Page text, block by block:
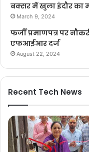
बक्सर में खुला इंदौर का
March 9, 2024
फर्जी प्रमाणपत्र पर
एफआईआर दर्ज
August 22, 2024
Recent Tech News